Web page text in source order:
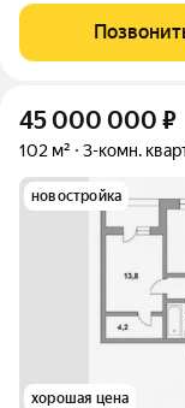
Формат «Заезжай и
45 000 000 ₽
102 м² 3-комн.
новостройка
хорошая цена